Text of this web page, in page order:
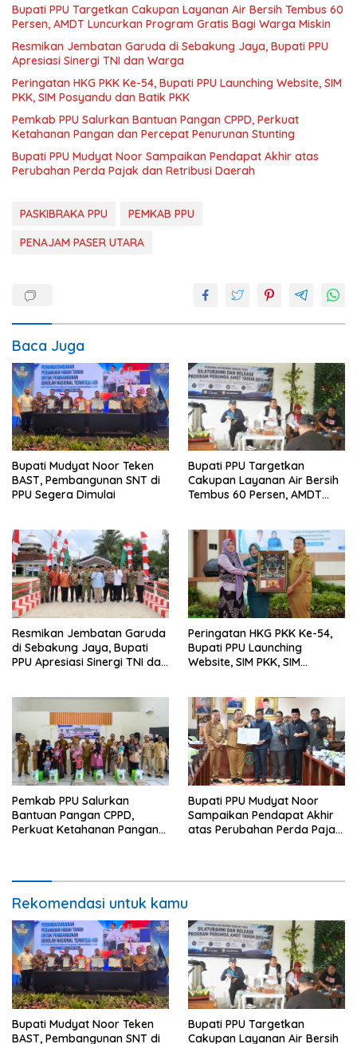
Bupati PPU Targetkan Cakupan Layanan Air Bersih Tembus 60
Persen, AMDT Luncurkan Program Gratis Bagi Warga Miskin
Resmikan Jembatan Garuda di Sebakung Jaya, Bupati PPU
Apresiasi Sinergi TNI dan Warga
Peringatan HKG PKK Ke-54, Bupati PPU Launching Website, SIM
PKK, SIM Posyandu dan Batik PKK
Pemkab PPU Salurkan Bantuan Pangan CPPD, Perkuat
Ketahanan Pangan dan Percepat Penurunan Stunting
Bupati PPU Mudyat Noor Sampaikan Pendapat Akhir atas
Perubahan Perda Pajak dan Retribusi Daerah
PASKIBRAKA PPU
PEMKAB PPU
PENAJAM PASER UTARA
Baca Juga
Bupati Mudyat Noor Teken
BAST, Pembangunan SNT di
PPU Segera Dimulai
Bupati PPU Targetkan
Cakupan Layanan Air Bersih
Tembus 60 Persen, AMDT
Resmikan Jembatan Garuda
di Sebakung Jaya, Bupati
PPU Apresiasi Sinergi TNI dan
Peringatan HKG PKK Ke-54,
Bupati PPU Launching
Website, SIM PKK, SIM
Pemkab PPU Salurkan
Bantuan Pangan CPPD,
Perkuat Ketahanan Pangan
Bupati PPU Mudyat Noor
Sampaikan Pendapat Akhir
atas Perubahan Perda Pajak
Rekomendasi untuk kamu
Bupati Mudyat Noor Teken
BAST, Pembangunan SNT di
Bupati PPU Targetkan
Cakupan Layanan Air Bersih